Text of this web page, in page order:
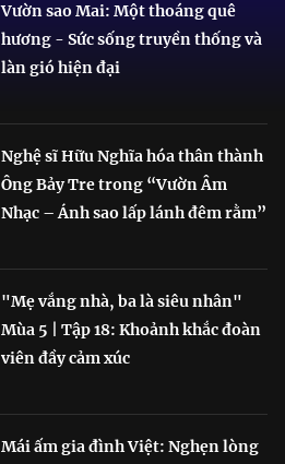
Vườn sao Mai: Một thoáng quê
hương - Sức sống truyền thống và
làn gió hiện đại
Nghệ sĩ Hữu Nghĩa hóa thân thành
Ông Bảy Tre trong “Vườn Âm
Nhạc – Ánh sao lấp lánh đêm rằm”
"Mẹ vắng nhà, ba là siêu nhân"
Mùa 5 | Tập 18: Khoảnh khắc đoàn
viên đầy cảm xúc
Mái ấm gia đình Việt: Nghẹn lòng